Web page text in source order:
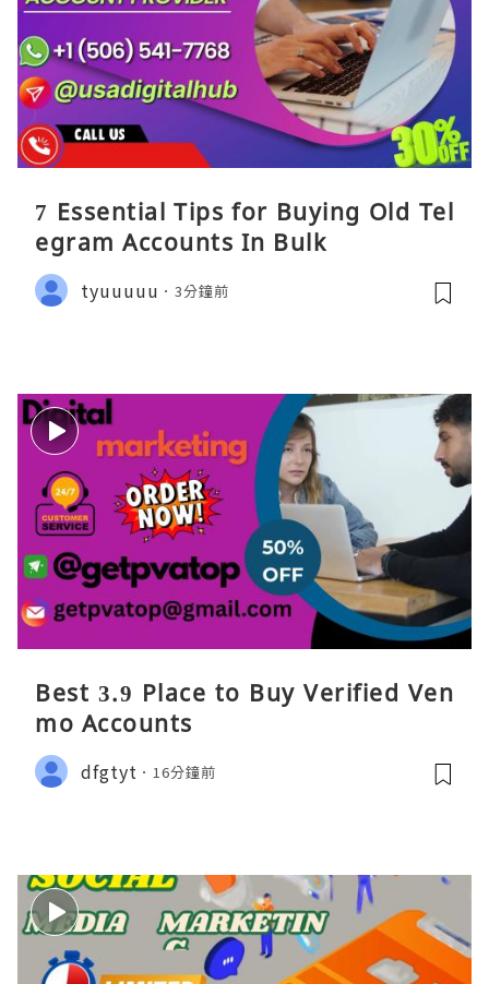
7 Essential Tips for Buying Old Tel
egram Accounts In Bulk
tyuuuuu 3分鐘前
Best 3.9 Place to Buy Verified Ven
mo Accounts
dfgtyt 16分鐘前